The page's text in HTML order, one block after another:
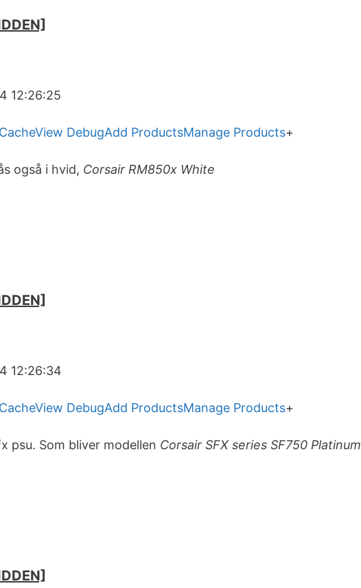
12:26:25
View DebugAdd ProductsManage Products+
også i hvid, Corsair RM850x White
12:26:34
View DebugAdd ProductsManage Products+
psu. Som bliver modellen Corsair SFX series SF750 Platinum